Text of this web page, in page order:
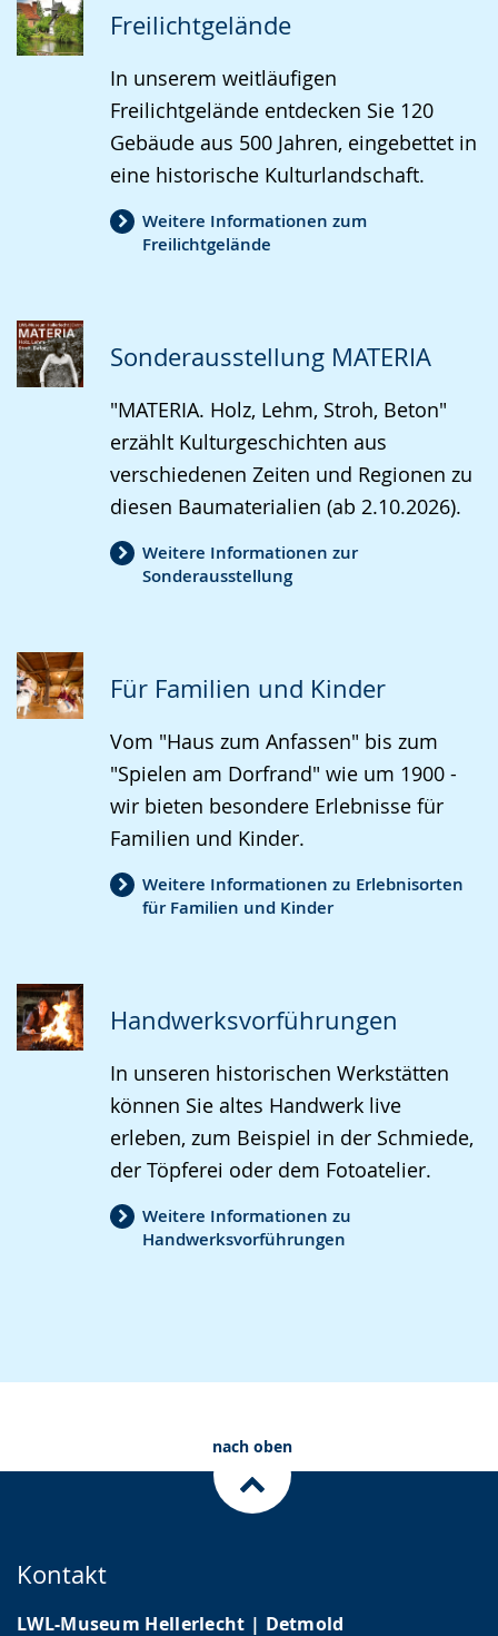
wird
angezeigt.
Freilichtgelände
In unserem weitläufigen
Freilichtgelände entdecken Sie 120
Gebäude aus 500 Jahren, eingebettet in
eine historische Kulturlandschaft.
Weitere Informationen zum
Freilichtgelände
Sonderausstellung MATERIA
"MATERIA. Holz, Lehm, Stroh, Beton"
erzählt Kulturgeschichten aus
verschiedenen Zeiten und Regionen zu
diesen Baumaterialien (ab 2.10.2026).
Weitere Informationen zur
Sonderausstellung
Für Familien und Kinder
Vom "Haus zum Anfassen" bis zum
"Spielen am Dorfrand" wie um 1900 -
wir bieten besondere Erlebnisse für
Familien und Kinder.
Weitere Informationen zu Erlebnisorten
für Familien und Kinder
Handwerksvorführungen
In unseren historischen Werkstätten
können Sie altes Handwerk live
erleben, zum Beispiel in der Schmiede,
der Töpferei oder dem Fotoatelier.
Weitere Informationen zu
Handwerksvorführungen
nach oben
Kontakt
LWL-Museum Hellerlecht | Detmold